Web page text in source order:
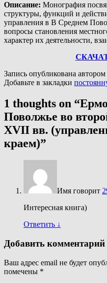
Описание: Монография
структуры, функций и
управления в В Среднем
вопросы становления
характер их деятельности,
Запись опубликована автором
Добавьте в закладки
1 thoughts on “
Поволжье во
XVII вв.
краем)”
Имя говорит
Интересная книга)
Ответить ↓
Добавить комментарий
Ваш адрес email не будет
помечены *